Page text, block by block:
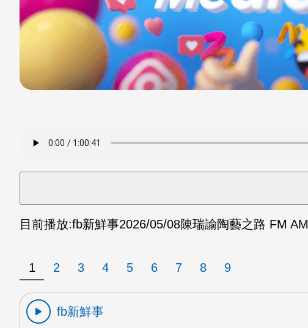
目前播放:fb新鮮事2026/05/08陳瑞諭陶藝之路 FM AM
1 2 3 4 5 6 7 8 9
fb新鮮事